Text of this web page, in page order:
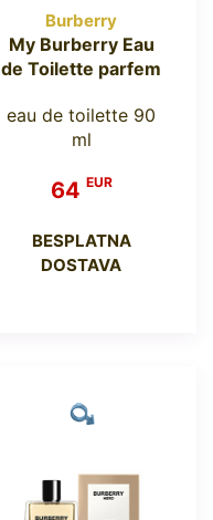
Burberry
My Burberry Eau
de Toilette parfem
eau de toilette 90
ml
64 EUR
BESPLATNA
DOSTAVA